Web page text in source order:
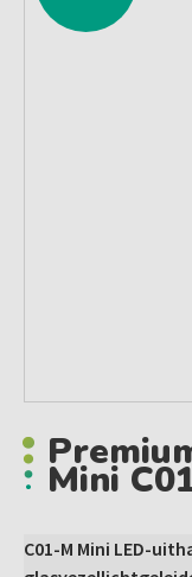
Mini
C01-M Mini LED-